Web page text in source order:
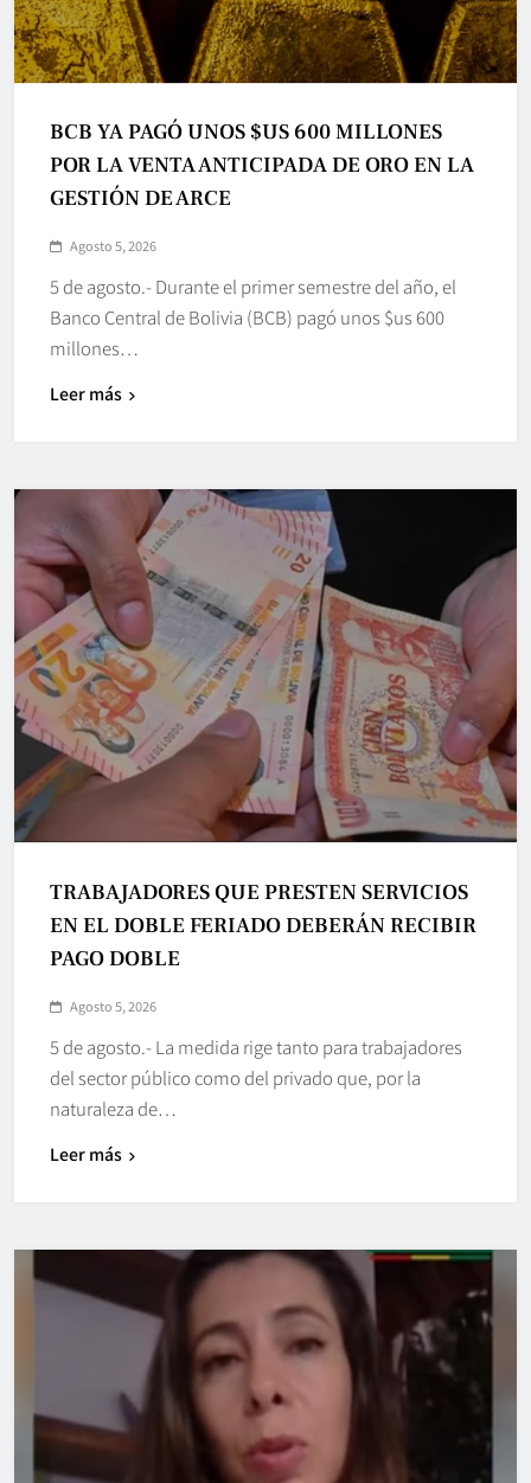
BCB YA PAGÓ UNOS $US 600 MILLONES
POR LA VENTA ANTICIPADA DE ORO EN LA
GESTIÓN DE ARCE
Agosto 5, 2026
5 de agosto.- Durante el primer semestre del año, el
Banco Central de Bolivia (BCB) pagó unos $us 600
millones…
Leer más
TRABAJADORES QUE PRESTEN SERVICIOS
EN EL DOBLE FERIADO DEBERÁN RECIBIR
PAGO DOBLE
Agosto 5, 2026
5 de agosto.- La medida rige tanto para trabajadores
del sector público como del privado que, por la
naturaleza de…
Leer más